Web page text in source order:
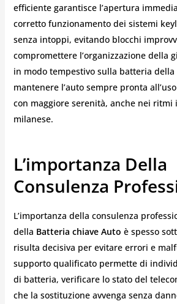
efficiente garantisce l’apertura
corretto funzionamento dei sistemi
senza intoppi, evitando blocchi
compromettere l’organizzazione della
in modo tempestivo sulla batteria della
mantenere l’auto sempre pronta
con maggiore serenità, anche nei ritmi
milanese.
L’importanza Della
Consulenza
L’importanza della consulenza
della Batteria chiave Auto è spesso
risulta decisiva per evitare errori e
supporto qualificato permette di
di batteria, verificare lo stato del
che la sostituzione avvenga senza